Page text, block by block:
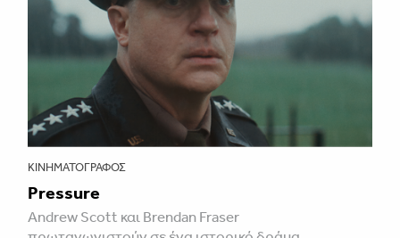
ΚΙΝΗΜΑΤΟΓΡΆΦΟΣ
Pressure
Andrew Scott και Brendan Fraser